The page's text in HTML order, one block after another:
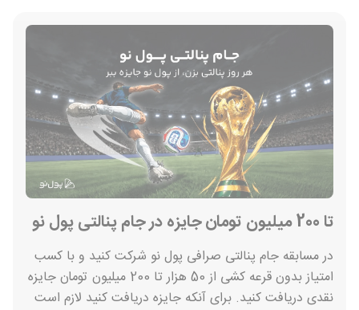
تا 200 میلیون تومان جایزه در جام پنالتی پول نو
در مسابقه جام پنالتی صرافی پول نو شرکت کنید و با کسب
امتیاز بدون قرعه کشی از 50 هزار تا 200 میلیون تومان جایزه
نقدی دریافت کنید. برای آنکه جایزه دریافت کنید لازم است